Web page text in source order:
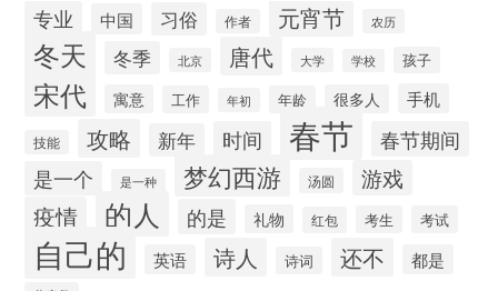
专业 中国 习俗 作者 元宵节 农历
冬天 冬季 北京 唐代 大学 学校 孩子
宋代 寓意 工作 年初 年龄 很多人 手机
技能 攻略 新年 时间 春节 春节期间
是一个 是一种 梦幻西游 汤圆 游戏
疫情 的人 的是 礼物 红包 考生 考试
自己的 英语 诗人 诗词 还不 都是